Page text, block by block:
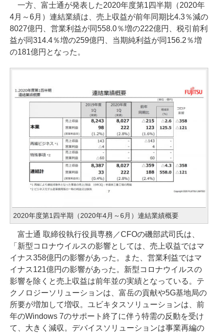
一方、富士通が発表した2020年度第1四半期（2020年
4月～6月）連結業績は、売上収益が前年同期比4.3％減の
8027億円、営業利益が同558.0％増の222億円、税引前利
益が同314.4％増の259億円、当期純利益が同156.2％増
の181億円となった。
2020年度第1四半期（2020年4月～6月）連結業績概要
富士通 取締役執行役員専務／CFOの磯部武司氏は、
「新型コロナウイルスの影響としては、売上収益ではマ
イナス358億円の影響があった。また、営業利益ではマ
イナス121億円の影響があった。新型コロナウイルスの
影響を除くと売上収益は前年並の実績となっている。テ
クノロジーソリューションは、富岳の貢献や5G基地局の
所要が増加して増収。ユビキタスソリューションは、前
年のWindows 7のサポート終了に伴う特需の反動を受け
て、大きく減収。デバイスソリューションは事業再編の